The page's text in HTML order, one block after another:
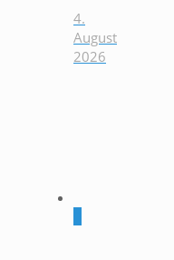
4.
August
2026